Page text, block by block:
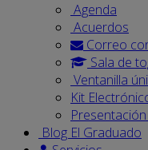
Agenda
Acuerdos
Correo
Sala de
Ventanilla
Kit
Presentación
Blog El Graduado